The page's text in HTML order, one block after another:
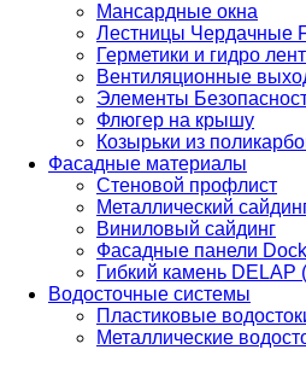
Мансардные окна
Лестницы Чердачные
Герметики и гидро
Вентиляционные
Элементы
Флюгер на крышу
Козырьки из
Фасадные материалы
Стеновой профлист
Металлический
Виниловый сайдинг
Фасадные панели
Гибкий камень DELAP
Водосточные системы
Пластиковые
Металлические